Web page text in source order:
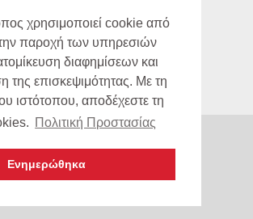
χρησιμοποιεί cookie από
παροχή των υπηρεσιών
διαφημίσεων και
της επισκεψιμότητας. Με τη
ιστότοπου, αποδέχεστε τη
Πολιτική Προστασίας
Ενημερώθηκα
-Λάμπρος Μακρυγιάννης και Συνεργατές
Dimitris